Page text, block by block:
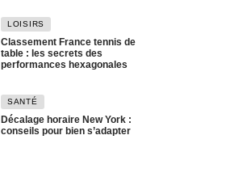
LOISIRS
Classement France tennis de
table : les secrets des
performances hexagonales
SANTÉ
Décalage horaire New York :
conseils pour bien s’adapter